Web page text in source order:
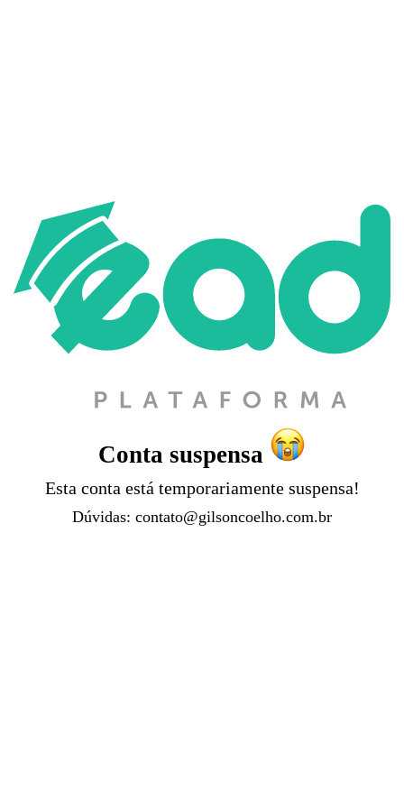
Conta suspensa
Esta conta está temporariamente suspensa!
Dúvidas: contato@gilsoncoelho.com.br